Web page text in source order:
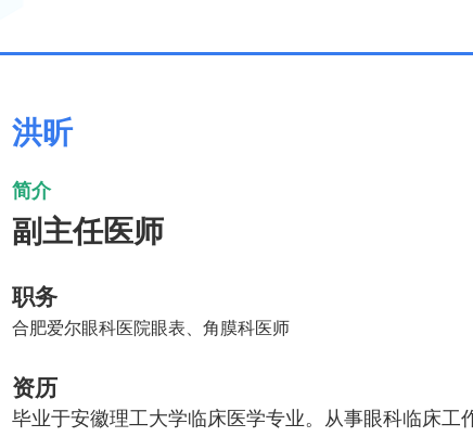
洪昕
简介
副主任医师
职务
合肥爱尔眼科医院眼表、角膜科医师
资历
毕业于安徽理工大学临床医学专业。从事眼科临床工